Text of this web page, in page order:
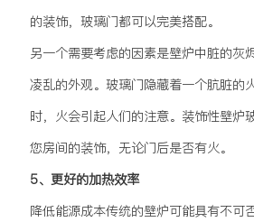
的装饰，玻璃门都可以完美搭配。
另一个需要考虑的因素是壁炉中脏的灰
凌乱的外观。玻璃门隐藏着一个肮脏的
时，火会引起人们的注意。装饰性壁炉
您房间的装饰，无论门后是否有火。
5、更好的加热效率
降低能源成本传统的壁炉可能具有不可